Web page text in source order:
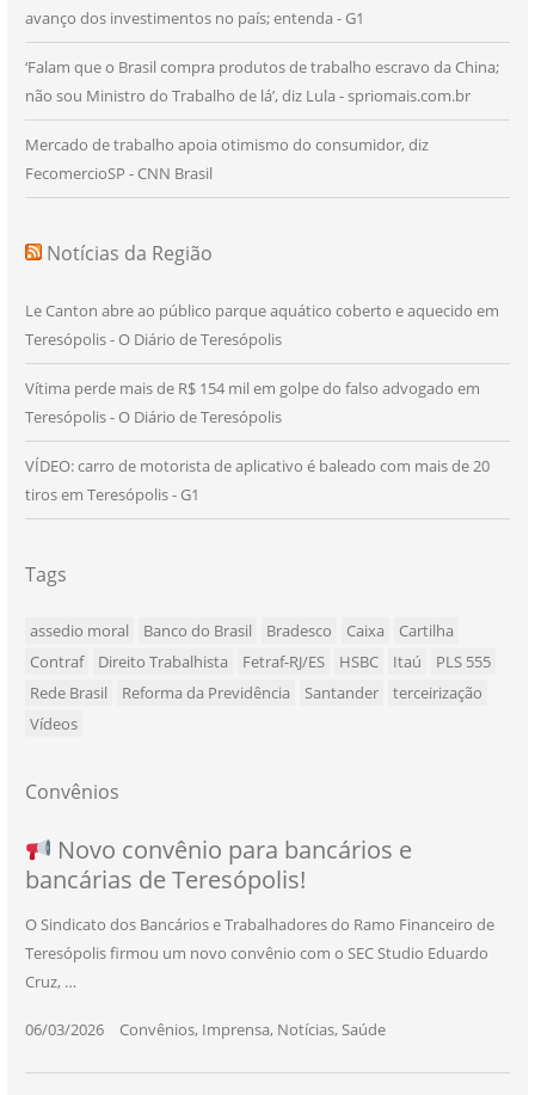
avanço dos investimentos no país; entenda - G1
‘Falam que o Brasil compra produtos de trabalho escravo da China;
não sou Ministro do Trabalho de lá’, diz Lula - spriomais.com.br
Mercado de trabalho apoia otimismo do consumidor, diz
FecomercioSP - CNN Brasil
Notícias da Região
Le Canton abre ao público parque aquático coberto e aquecido em
Teresópolis - O Diário de Teresópolis
Vítima perde mais de R$ 154 mil em golpe do falso advogado em
Teresópolis - O Diário de Teresópolis
VÍDEO: carro de motorista de aplicativo é baleado com mais de 20
tiros em Teresópolis - G1
Tags
assedio moral Banco do Brasil Bradesco Caixa
Cartilha
Contraf
Direito Trabalhista Fetraf-RJ/ES HSBC Itaú
PLS 555
Rede Brasil
Reforma da Previdência Santander
terceirização
Vídeos
Convênios
SEU NOVO BENEFÍCIO CHEGOU
Novo convênio para bancários e
bancárias de Teresópolis!
O Sindicato dos Bancários e Trabalhadores do Ramo Financeiro de
Teresópolis firmou um novo convênio com o SEC Studio Eduardo
Cruz, …
06/03/2026| Convênios, Imprensa, Notícias,Saúde
NOVO CONVÊNIO PARA VOCÊ, BANCÁRIO
E BANCÁRIA!
25/11/2025| Convênios, Imprensa, Notícias,Saúde
Convênio com a Rede de Ensino Técnico e
Centro de Qualificação Técnica